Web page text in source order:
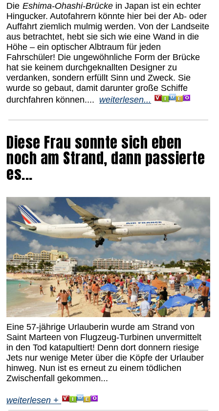
Die Eshima-Ohashi-Brücke in Japan ist ein echter
Hingucker. Autofahrern könnte hier bei der Ab- oder
Auffahrt ziemlich mulmig werden. Von der Landseite
aus betrachtet, hebt sie sich wie eine Wand in die
Höhe – ein optischer Albtraum für jeden
Fahrschüler! Die ungewöhnliche Form der Brücke
hat sie keinem durchgeknallten Designer zu
verdanken, sondern erfüllt Sinn und Zweck. Sie
wurde so gebaut, damit darunter große Schiffe
durchfahren können.... weiterlesen...
Diese Frau sonnte sich eben
noch am Strand, dann passierte
es...
Eine 57-jährige Urlauberin wurde am Strand von
Saint Marteen von Flugzeug-Turbinen unvermittelt
in den Tod katapultiert! Denn dort donnern riesige
Jets nur wenige Meter über die Köpfe der Urlauber
hinweg. Nun ist es erneut zu einem tödlichen
Zwischenfall gekommen...
weiterlesen +